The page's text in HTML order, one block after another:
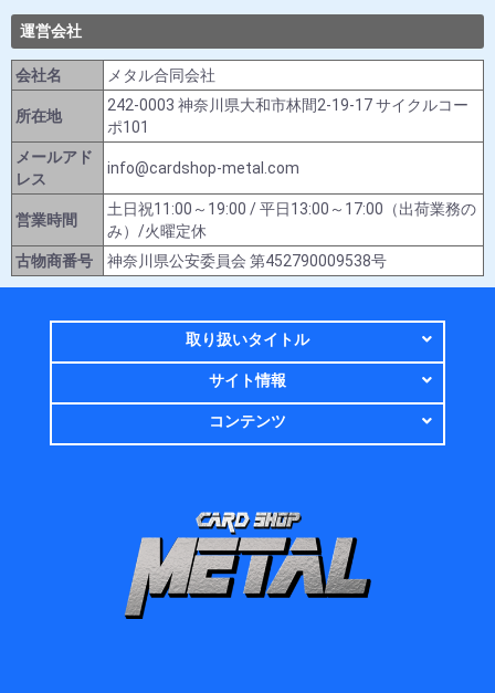
運営会社
会社名 メタル合同会社
所在地
242-0003 神奈川県大和市林間2-19-17 サイクルコー
ポ101
メールアド
レス
info@cardshop-metal.com
営業時間
土日祝11:00～19:00 / 平日13:00～17:00（出荷業務の
み）/火曜定休
古物商番号
神奈川県公安委員会 第452790009538号
取り扱いタイトル
サイト情報
コンテンツ